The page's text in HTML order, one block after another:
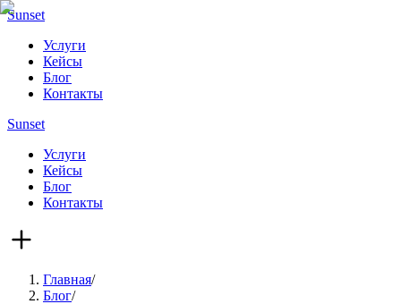
Sunset
Услуги
Кейсы
Блог
Контакты
Sunset
Услуги
Кейсы
Блог
Контакты
Главная/
Блог/